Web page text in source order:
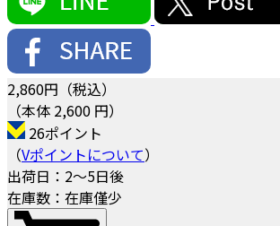
2,860円（税込）
（本体 2,600 円）
26ポイント
（Vポイントについて）
出荷日：2～5日後
在庫数：在庫僅少